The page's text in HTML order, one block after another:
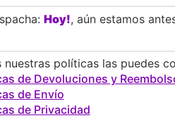
Hoy!, aún estamos
nuestras políticas las puedes
de Devoluciones y
de Envío
de Privacidad